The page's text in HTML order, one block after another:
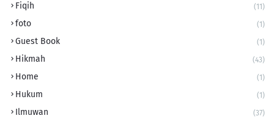
Fiqih (11)
foto (1)
Guest Book (1)
Hikmah (43)
Home (1)
Hukum (1)
Ilmuwan (37)